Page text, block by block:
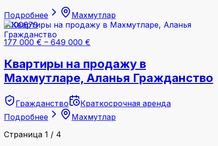
Подробнее
Махмутлар
#000679
177 000 € – 649 000 €
Квартиры на продажу в
Махмутларе, Аланья Гражданство
Гражданство
Краткосрочная аренда
Подробнее
Махмутлар
Страница 1 / 4